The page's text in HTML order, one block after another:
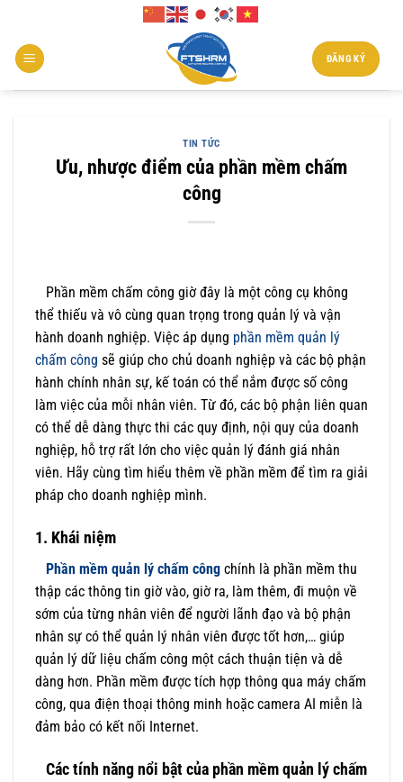
nội
dung
ĐĂNG KÝ
TIN TỨC
Ưu, nhược điểm của phần mềm chấm
công
Phần mềm chấm công giờ đây là một công cụ không
thể thiếu và vô cùng quan trọng trong quản lý và vận
hành doanh nghiệp. Việc áp dụng phần mềm quản lý
chấm công sẽ giúp cho chủ doanh nghiệp và các bộ phận
hành chính nhân sự, kế toán có thể nắm được số công
làm việc của mỗi nhân viên. Từ đó, các bộ phận liên quan
có thể dễ dàng thực thi các quy định, nội quy của doanh
nghiệp, hỗ trợ rất lớn cho việc quản lý đánh giá nhân
viên. Hãy cùng tìm hiểu thêm về phần mềm để tìm ra giải
pháp cho doanh nghiệp mình.
1. Khái niệm
Phần mềm quản lý chấm công chính là phần mềm thu
thập các thông tin giờ vào, giờ ra, làm thêm, đi muộn về
sớm của từng nhân viên để người lãnh đạo và bộ phận
nhân sự có thể quản lý nhân viên được tốt hơn,… giúp
quản lý dữ liệu chấm công một cách thuận tiện và dễ
dàng hơn. Phần mềm được tích hợp thông qua máy chấm
công, qua điện thoại thông minh hoặc camera AI miễn là
đảm bảo có kết nối Internet.
Các tính năng nổi bật của phần mềm quản lý chấm